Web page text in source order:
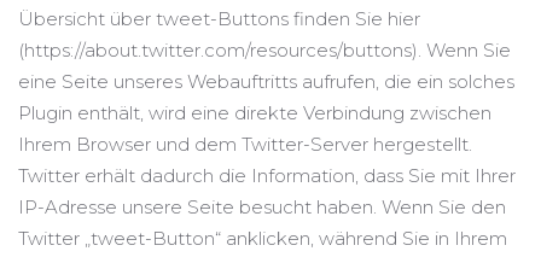
Übersicht über tweet-Buttons finden Sie hier
(https://about.twitter.com/resources/buttons). Wenn Sie
eine Seite unseres Webauftritts aufrufen, die ein solches
Plugin enthält, wird eine direkte Verbindung zwischen
Ihrem Browser und dem Twitter-Server hergestellt.
Twitter erhält dadurch die Information, dass Sie mit Ihrer
IP-Adresse unsere Seite besucht haben. Wenn Sie den
Twitter „tweet-Button“ anklicken, während Sie in Ihrem